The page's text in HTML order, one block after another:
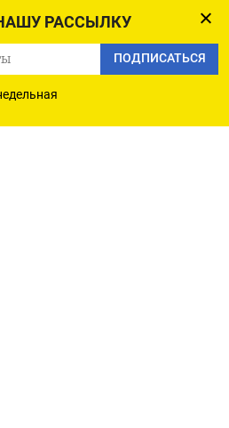
РАССЫЛКУ
ПОДПИСАТЬСЯ